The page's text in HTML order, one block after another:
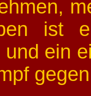
ist
ein